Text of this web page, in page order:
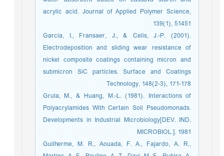
acrylic acid. Journal of Applied Polymer Science,
139(1), 51451
Garcia, I., Fransaer, J., & Celis, J.-P. (2001).
Electrodeposition and sliding wear resistance of
nickel composite coatings containing micron and
submicron SiC particles. Surface and Coatings
Technology, 148(2-3), 171-178
Grula, M., & Huang, M.-L. (1981). Interactions of
Polyacrylamides With Certain Soil Pseudomonads.
Developments in Industrial Microbiology[DEV. IND.
MICROBIOL.]. 1981
Guilherme, M. R., Aouada, F. A., Fajardo, A. R.,